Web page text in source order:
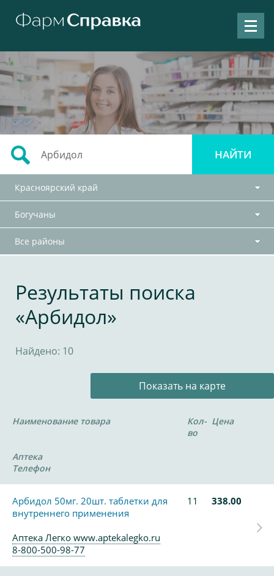
Красноярский край
Богучаны
Все районы
Результаты поиска
«Арбидол»
Найдено: 10
Показать на карте
Наименование товара
Кол-
во
Цена
Аптека
Телефон
Арбидол 50мг. 20шт. таблетки для
внутреннего применения
11 338.00
Аптека Легко www.aptekalegko.ru
8-800-500-98-77